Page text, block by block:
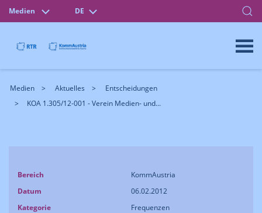
Medien DE
Medien Aktuelles
Entscheidungen
KOA 1.305/12-001 - Verein Medien- und...
Bereich
KommAustria
Datum
06.02.2012
Kategorie
Frequenzen